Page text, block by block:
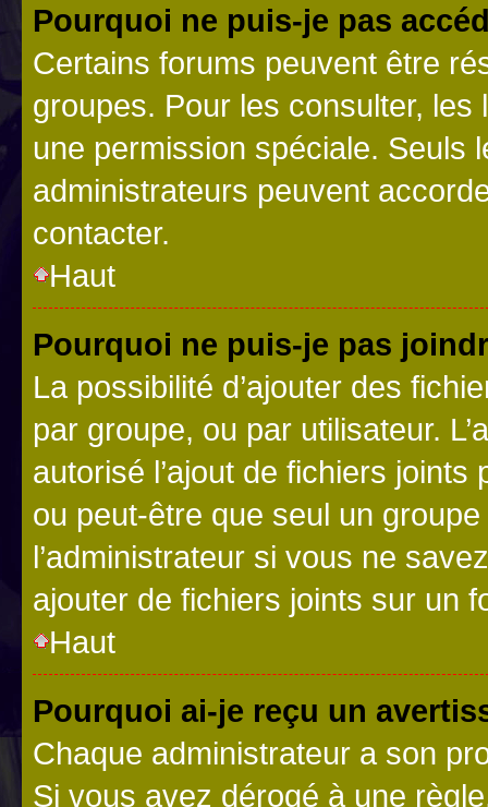
Pourquoi ne puis-je pas
Certains forums peuvent être
groupes. Pour les consulter,
une permission spéciale. Seuls
administrateurs peuvent
contacter.
Haut
Pourquoi ne puis-je pas
La possibilité d’ajouter des
par groupe, ou par utilisateur.
autorisé l’ajout de fichiers
ou peut-être que seul un
l’administrateur si vous ne
ajouter de fichiers joints sur un
Haut
Pourquoi ai-je reçu un
Chaque administrateur a son
Si vous avez dérogé à une